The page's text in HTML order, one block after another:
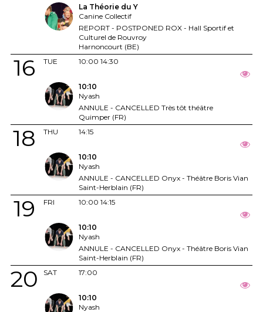
La Théorie du Y
Canine Collectif
REPORT - POSTPONED ROX - Hall Sportif et
Culturel de Rouvroy
Harnoncourt (BE)
TUE
16 10:00 14:30
10:10
Nyash
ANNULE - CANCELLED Très tôt théâtre
Quimper (FR)
THU
18 14:15
10:10
Nyash
ANNULE - CANCELLED Onyx - Théâtre Boris Vian
Saint-Herblain (FR)
FRI
19 10:00 14:15
10:10
Nyash
ANNULE - CANCELLED Onyx - Théâtre Boris Vian
Saint-Herblain (FR)
SAT
20 17:00
10:10
Nyash